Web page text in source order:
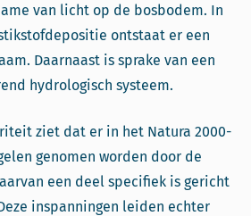
van licht op de bosbodem. In
ontstaat er een
Daarnaast is sprake van een
hydrologisch systeem.
ziet dat er in het Natura 2000-
genomen worden door de
een deel specifiek is gericht
inspanningen leiden echter